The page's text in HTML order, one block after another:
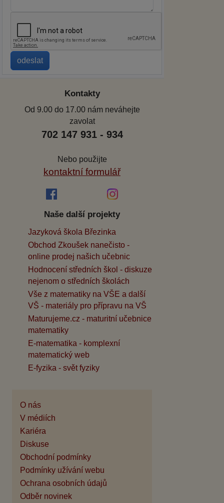
Kontakty
Od 9.00 do 17.00 nám neváhejte
zavolat
702 147 931 - 934
Nebo použijte
kontaktní formulář
Naše další projekty
Jazyková škola Březinka
Obchod Zkoušek nanečisto -
online prodej našich učebnic
Hodnocení středních škol - diskuze
nejenom o středních školách
Vše z matematiky na VŠE a další
VŠ - materiály pro přípravu na VŠ
Maturujeme.cz - maturitní učebnice
matematiky
E-matematika - komplexní
matematický web
E-fyzika - svět fyziky
O nás
V médiích
Kariéra
Diskuse
Obchodní podmínky
Podmínky užívání webu
Ochrana osobních údajů
Odběr novinek